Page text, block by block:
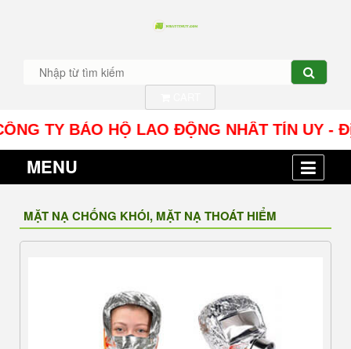
TY BẢO HỘ LAO ĐỘNG NHÂT TÍN UY - Địa
MENU
MẶT NẠ CHỐNG KHÓI, MẶT NẠ THOÁT HIỂM